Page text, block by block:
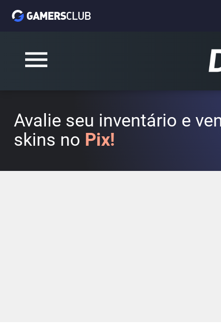
Avalie seu inventário e
skins no Pix!